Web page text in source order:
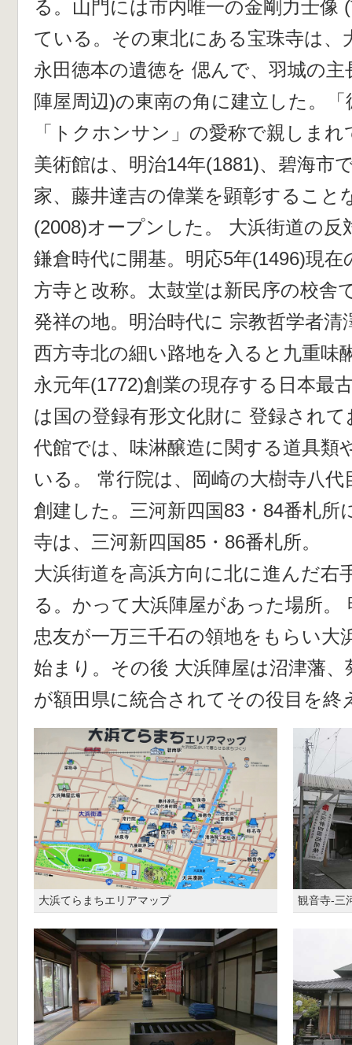
る。山門には市内唯一の金剛力士像
ている。その東北にある宝珠寺は、
永田徳本の遺徳を 偲んで、羽城の
陣屋周辺)の東南の角に建立した。
「トクホンサン」の愛称で親しま
美術館は、明治14年(1881)、碧海市
家、藤井達吉の偉業を顕彰すること
(2008)オープンした。 大浜街道の反
鎌倉時代に開基。明応5年(1496)現
方寺と改称。太鼓堂は新民序の校舎
発祥の地。明治時代に 宗教哲学者清
西方寺北の細い路地を入ると九重味
永元年(1772)創業の現存する日本最
は国の登録有形文化財に 登録され
代館では、味淋醸造に関する道具類
いる。 常行院は、岡崎の大樹寺八
創建した。三河新四国83・84番札所
寺は、三河新四国85・86番札所。
大浜街道を高浜方向に北に進んだ右
る。かって大浜陣屋があった場所。
忠友が一万三千石の領地をもらい大
始まり。その後 大浜陣屋は沼津藩
が額田県に統合されてその役目を終
大浜てらまちエリアマップ 観音寺-三